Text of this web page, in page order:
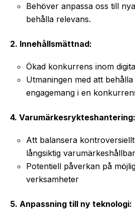
Behöver anpassa oss till
behålla relevans.
2. Innehållsmättnad:
Ökad konkurrens inom
Utmaningen med att
engagemang i en
4. Varumärkesrykteshantering:
Att balansera
långsiktig
Potentiell påverkan på
verksamheter
5. Anpassning till ny teknologi: